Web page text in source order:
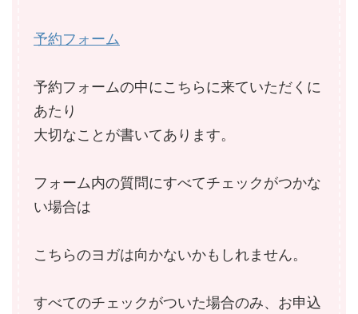
予約フォーム
予約フォームの中にこちらに来ていただくに
あたり
大切なことが書いてあります。
フォーム内の質問にすべてチェックがつかな
い場合は
こちらのヨガは向かないかもしれません。
すべてのチェックがついた場合のみ、お申込